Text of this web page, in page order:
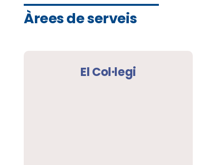
Àrees de serveis
El Col·legi